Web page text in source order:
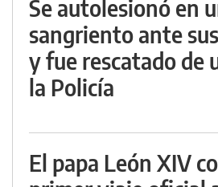
Se autolesionó en
sangriento ante
y fue rescatado de
la Policía
El papa León XIV